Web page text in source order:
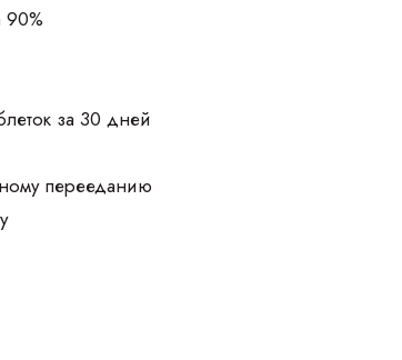
90%
за 30 дней
перееданию